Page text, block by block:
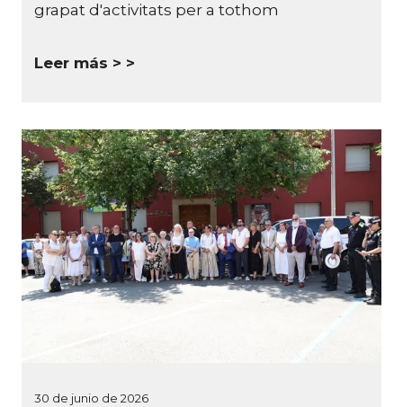
grapat d'activitats per a tothom
Leer más >
30 de junio de 2026